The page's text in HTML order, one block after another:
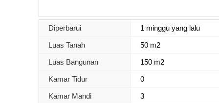
Diperbarui 1 minggu yang lalu
Luas Tanah 50 m2
Luas Bangunan 150 m2
Kamar Tidur 0
Kamar Mandi 3